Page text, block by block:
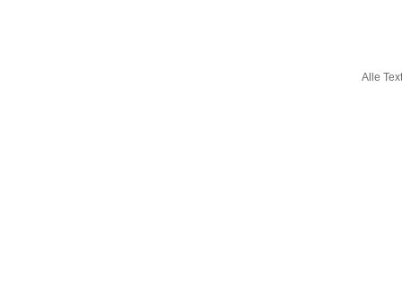
Alle